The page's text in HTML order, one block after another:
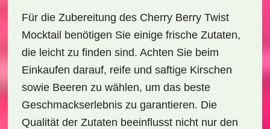
Für die Zubereitung des Cherry Berry Twist
Mocktail benötigen Sie einige frische Zutaten,
die leicht zu finden sind. Achten Sie beim
Einkaufen darauf, reife und saftige Kirschen
sowie Beeren zu wählen, um das beste
Geschmackserlebnis zu garantieren. Die
Qualität der Zutaten beeinflusst nicht nur den